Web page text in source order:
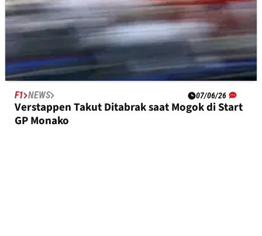
F1 NEWS 07/06/26
Verstappen Takut Ditabrak saat Mogok di Start
GP Monako